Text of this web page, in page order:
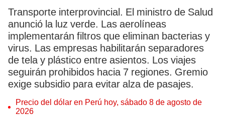
Transporte interprovincial. El ministro de Salud
anunció la luz verde. Las aerolíneas
implementarán filtros que eliminan bacterias y
virus. Las empresas habilitarán separadores
de tela y plástico entre asientos. Los viajes
seguirán prohibidos hacia 7 regiones. Gremio
exige subsidio para evitar alza de pasajes.
Precio del dólar en Perú hoy, sábado 8 de agosto de
2026